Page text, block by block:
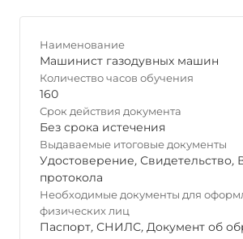
Наименование
Машинист газодувных машин
Количество часов обучения
160
Срок действия документа
Без срока истечения
Выдаваемые итоговые документы
Удостоверение, Свидетельство,
протокола
Необходимые документы для
физических лиц
Паспорт, СНИЛС, Документ об